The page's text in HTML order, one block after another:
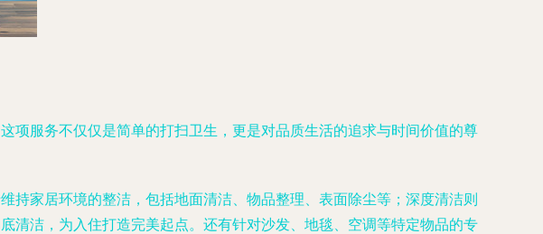
项服务不仅仅是简单的打扫卫生，更是对品质生活的追求与时间价值的尊
持家居环境的整洁，包括地面清洁、物品整理、表面除尘等；深度清洁则
清洁，为入住打造完美起点。还有针对沙发、地毯、空调等特定物品的专